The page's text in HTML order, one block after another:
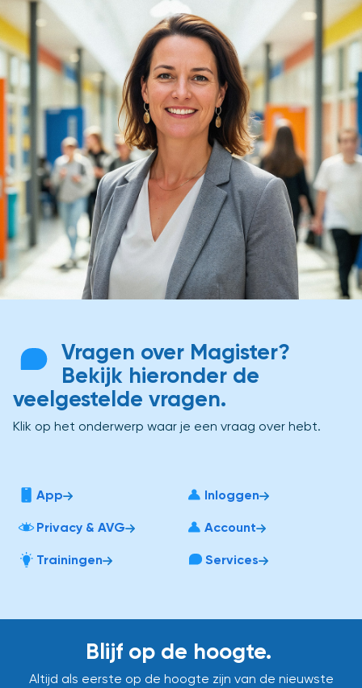
Vragen over Magister?
Bekijk hieronder de
veelgestelde vragen.
Klik op het onderwerp waar je een vraag over hebt.
App Inloggen
Privacy & AVG Account
Trainingen Services
Blijf op de hoogte.
Altijd als eerste op de hoogte zijn van de nieuwste